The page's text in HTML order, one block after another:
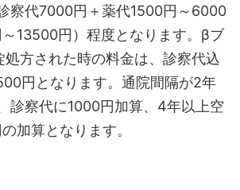
察代7000円＋薬代1500円～6000
13500円）程度となります。βブ
処方された時の料金は、診察代込
円となります。通院間隔が2年
診察代に1000円加算、4年以上空
加算となります。